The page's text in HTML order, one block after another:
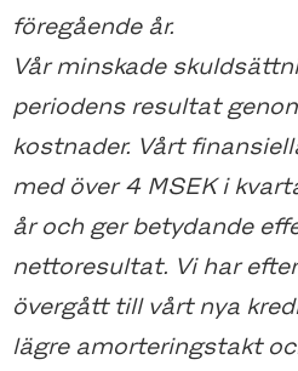
föregående år.
Vår minskade
periodens resultat
kostnader. Vårt
med över 4 MSEK i
år och ger betydande
nettoresultat. Vi har
övergått till vårt nya
lägre amorteringstakt